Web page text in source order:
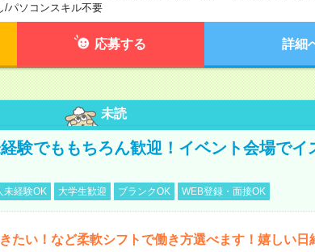
/パソコンスキル不要
応募する 詳細
未読
験でももちろん歓迎！イベント会場でイ
未経験OK 大学生歓迎 ブランクOK WEB登録・面接OK
たい！など柔軟シフトで働き方選べます！嬉しい日